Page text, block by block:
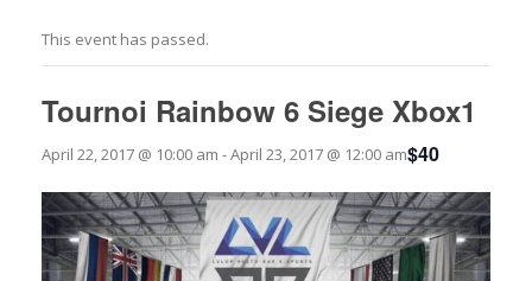
This event has passed.
Tournoi Rainbow 6 Siege Xbox1
April 22, 2017 @ 10:00 am -April 23, 2017 @ 12:00 am$40